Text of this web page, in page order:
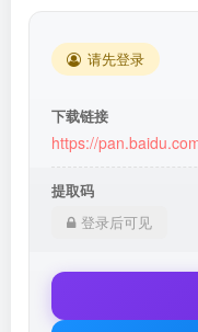
请先登录
下载链接
https://
提取码
登录后可见